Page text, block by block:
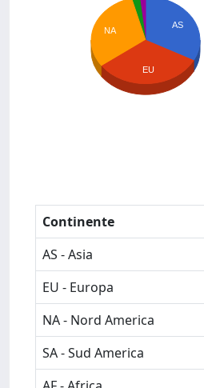
AS
NA
EU
Continente
AS - Asia
EU - Europa
NA - Nord America
SA - Sud America